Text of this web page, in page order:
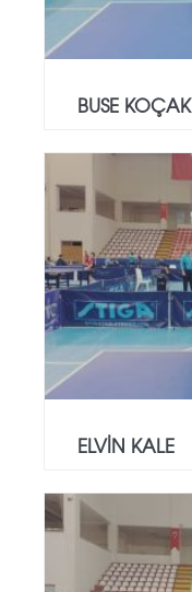
BUSE KOÇAK
ELVİN KALE